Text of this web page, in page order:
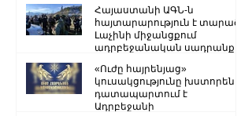
Հայաստանի ԱԳՆ-ն
հայտարարություն է տարածել
Լաչինի միջանցքում
ադրբեջանական սադրանքի
«Ուժը հայրենյաց»
կուսակցությունը խստորեն
դատապարտում է
Ադրբեջանի